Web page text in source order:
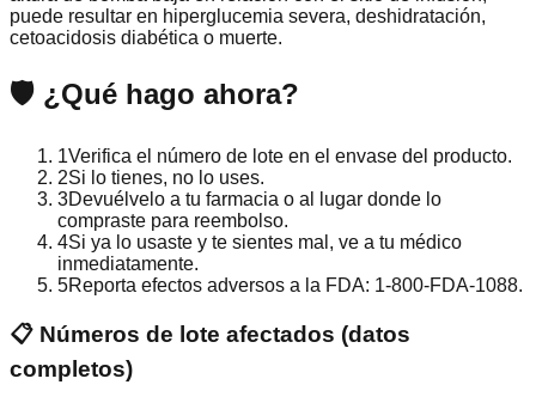
puede resultar en hiperglucemia severa, deshidratación,
cetoacidosis diabética o muerte.
🛡️ ¿Qué hago ahora?
1Verifica el número de lote en el envase del producto.
2Si lo tienes, no lo uses.
3Devuélvelo a tu farmacia o al lugar donde lo
compraste para reembolso.
4Si ya lo usaste y te sientes mal, ve a tu médico
inmediatamente.
5Reporta efectos adversos a la FDA: 1-800-FDA-1088.
📋 Números de lote afectados (datos
completos)